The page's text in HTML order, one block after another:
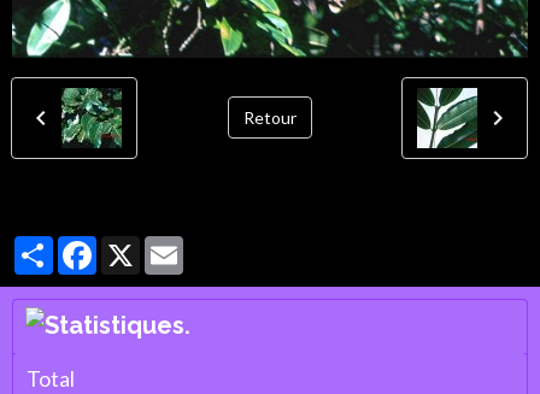
Retour
PartagerFacebook
X
Total